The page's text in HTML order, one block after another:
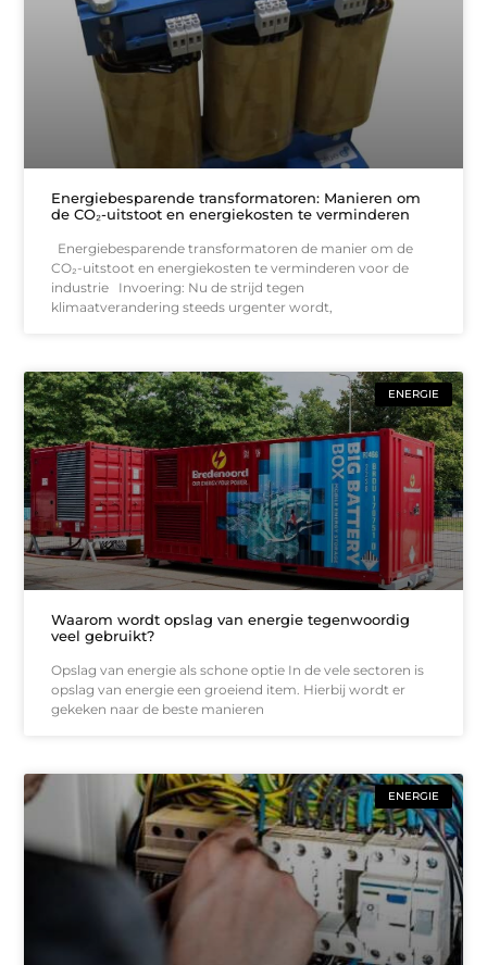
Energiebesparende transformatoren: Manieren om
de CO₂-uitstoot en energiekosten te verminderen
Energiebesparende transformatoren de manier om de
CO₂-uitstoot en energiekosten te verminderen voor de
industrie Invoering: Nu de strijd tegen
klimaatverandering steeds urgenter wordt,
ENERGIE
Waarom wordt opslag van energie tegenwoordig
veel gebruikt?
Opslag van energie als schone optie In de vele sectoren is
opslag van energie een groeiend item. Hierbij wordt er
gekeken naar de beste manieren
ENERGIE